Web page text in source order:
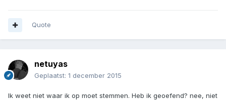
Quote
netuyas
Geplaatst: 1 december 2015
Ik weet niet waar ik op moet stemmen. Heb ik geoefend? nee, niet